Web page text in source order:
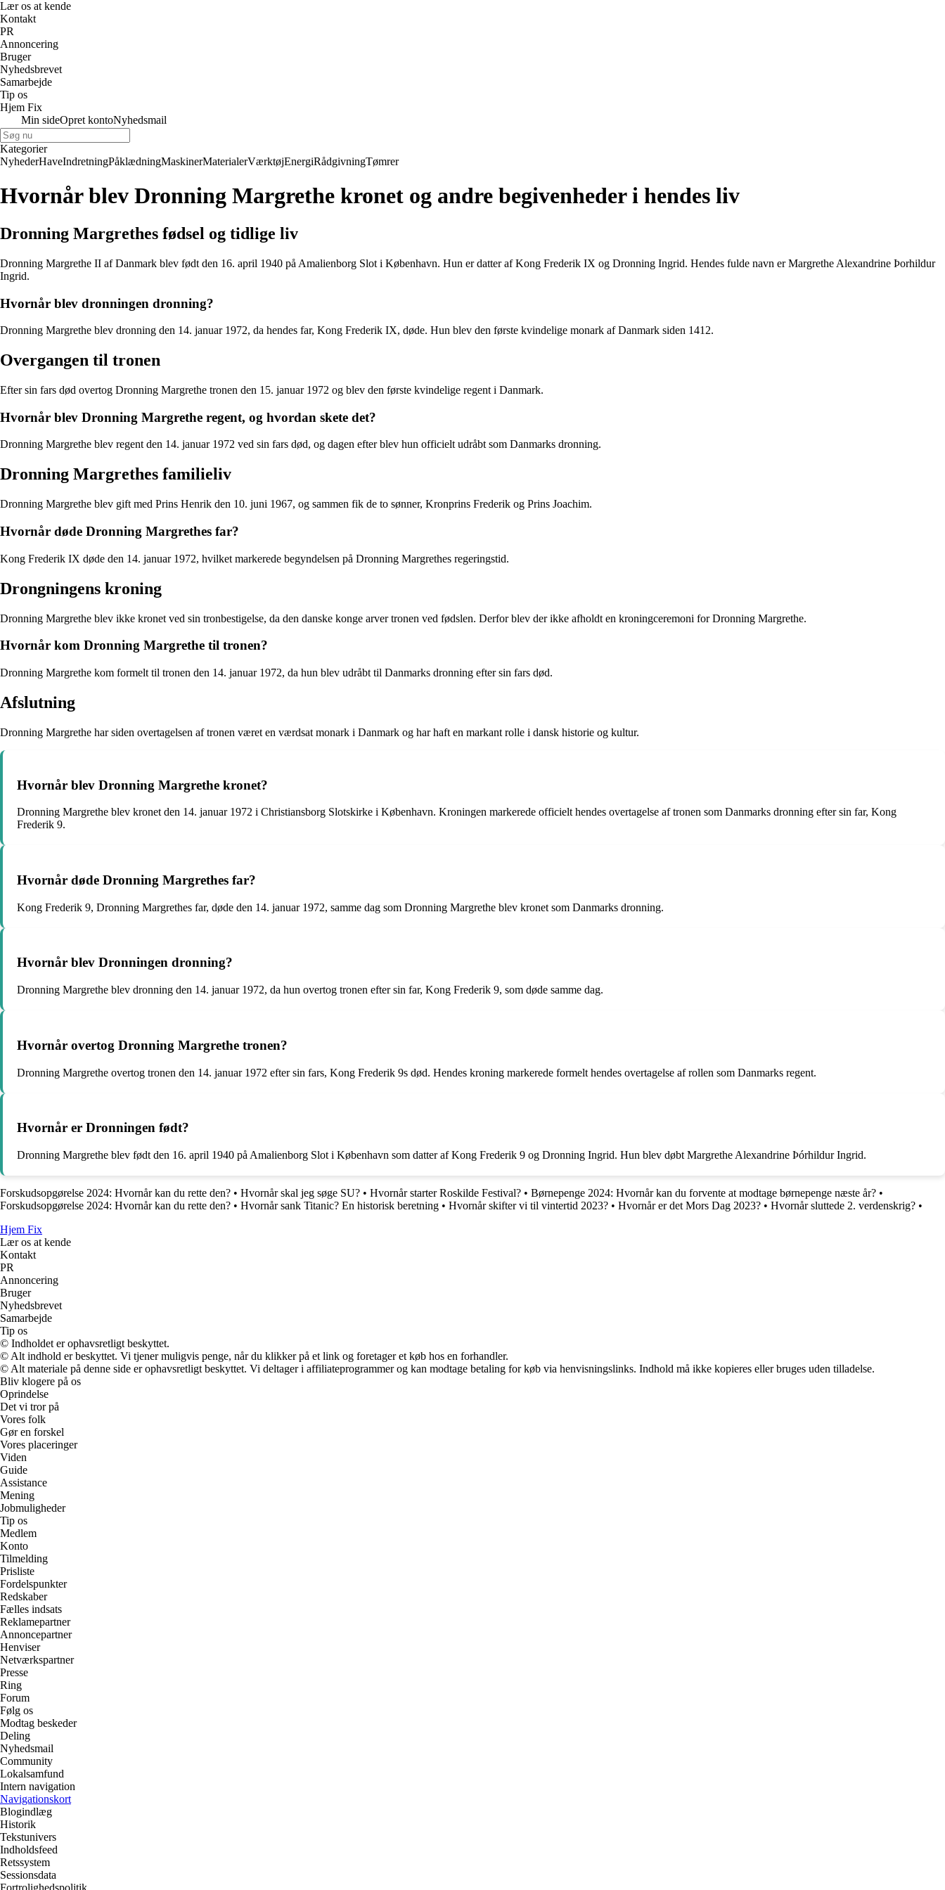
Lær os at kende
Kontakt
PR
Annoncering
Bruger
Nyhedsbrevet
Samarbejde
Tip os
Hjem Fix
Min sideOpret kontoNyhedsmail
Kategorier
NyhederHaveIndretningPåklædningMaskinerMaterialerVærktøjEnergiRådgivningTømrer
Hvornår blev Dronning Margrethe kronet og andre begivenheder i hendes liv
Dronning Margrethes fødsel og tidlige liv
Dronning Margrethe II af Danmark blev født den 16. april 1940 på Amalienborg Slot i København. Hun er datter af Kong Frederik IX og Dronning Ingrid. Hendes fulde navn er Margrethe Alexandrine Þorhildur
Ingrid.
Hvornår blev dronningen dronning?
Dronning Margrethe blev dronning den 14. januar 1972, da hendes far, Kong Frederik IX, døde. Hun blev den første kvindelige monark af Danmark siden 1412.
Overgangen til tronen
Efter sin fars død overtog Dronning Margrethe tronen den 15. januar 1972 og blev den første kvindelige regent i Danmark.
Hvornår blev Dronning Margrethe regent, og hvordan skete det?
Dronning Margrethe blev regent den 14. januar 1972 ved sin fars død, og dagen efter blev hun officielt udråbt som Danmarks dronning.
Dronning Margrethes familieliv
Dronning Margrethe blev gift med Prins Henrik den 10. juni 1967, og sammen fik de to sønner, Kronprins Frederik og Prins Joachim.
Hvornår døde Dronning Margrethes far?
Kong Frederik IX døde den 14. januar 1972, hvilket markerede begyndelsen på Dronning Margrethes regeringstid.
Drongningens kroning
Dronning Margrethe blev ikke kronet ved sin tronbestigelse, da den danske konge arver tronen ved fødslen. Derfor blev der ikke afholdt en kroningceremoni for Dronning Margrethe.
Hvornår kom Dronning Margrethe til tronen?
Dronning Margrethe kom formelt til tronen den 14. januar 1972, da hun blev udråbt til Danmarks dronning efter sin fars død.
Afslutning
Dronning Margrethe har siden overtagelsen af tronen været en værdsat monark i Danmark og har haft en markant rolle i dansk historie og kultur.
Hvornår blev Dronning Margrethe kronet?
Dronning Margrethe blev kronet den 14. januar 1972 i Christiansborg Slotskirke i København. Kroningen markerede officielt hendes overtagelse af tronen som Danmarks dronning efter sin far, Kong
Frederik 9.
Hvornår døde Dronning Margrethes far?
Kong Frederik 9, Dronning Margrethes far, døde den 14. januar 1972, samme dag som Dronning Margrethe blev kronet som Danmarks dronning.
Hvornår blev Dronningen dronning?
Dronning Margrethe blev dronning den 14. januar 1972, da hun overtog tronen efter sin far, Kong Frederik 9, som døde samme dag.
Hvornår overtog Dronning Margrethe tronen?
Dronning Margrethe overtog tronen den 14. januar 1972 efter sin fars, Kong Frederik 9s død. Hendes kroning markerede formelt hendes overtagelse af rollen som Danmarks regent.
Hvornår er Dronningen født?
Dronning Margrethe blev født den 16. april 1940 på Amalienborg Slot i København som datter af Kong Frederik 9 og Dronning Ingrid. Hun blev døbt Margrethe Alexandrine Þórhildur Ingrid.
Forskudsopgørelse 2024: Hvornår kan du rette den? • Hvornår skal jeg søge SU? • Hvornår starter Roskilde Festival? • Børnepenge 2024: Hvornår kan du forvente at modtage børnepenge næste år? •
Forskudsopgørelse 2024: Hvornår kan du rette den? • Hvornår sank Titanic? En historisk beretning • Hvornår skifter vi til vintertid 2023? • Hvornår er det Mors Dag 2023? • Hvornår sluttede 2. verdenskrig? •
Hjem Fix
Lær os at kende
Kontakt
PR
Annoncering
Bruger
Nyhedsbrevet
Samarbejde
Tip os
© Indholdet er ophavsretligt beskyttet.
© Alt indhold er beskyttet. Vi tjener muligvis penge, når du klikker på et link og foretager et køb hos en forhandler.
© Alt materiale på denne side er ophavsretligt beskyttet. Vi deltager i affiliateprogrammer og kan modtage betaling for køb via henvisningslinks. Indhold må ikke kopieres eller bruges uden tilladelse.
Bliv klogere på os
Oprindelse
Det vi tror på
Vores folk
Gør en forskel
Vores placeringer
Viden
Guide
Assistance
Mening
Jobmuligheder
Tip os
Medlem
Konto
Tilmelding
Prisliste
Fordelspunkter
Redskaber
Fælles indsats
Reklamepartner
Annoncepartner
Henviser
Netværkspartner
Presse
Ring
Forum
Følg os
Modtag beskeder
Deling
Nyhedsmail
Community
Lokalsamfund
Intern navigation
Navigationskort
Blogindlæg
Historik
Tekstunivers
Indholdsfeed
Retssystem
Sessionsdata
Fortrolighedspolitik